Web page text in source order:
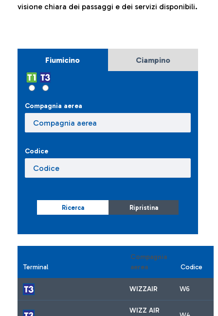
visione chiara dei passaggi e dei servizi disponibili.
Fiumicino Ciampino
Compagnia aerea
Codice
Ricerca Ripristina
Terminal
Compagnia
aerea
Codice
WIZZAIR W6
WIZZ AIR